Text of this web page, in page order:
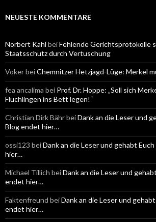
e
c
h
:
NEUESTE KOMMENTARE
Norbert Kahl beiFehlende Gerichtsprotokolle
Staatsschutz durch Vertuschung
VokerbeiChemnitzer Hetzjagd-Lüge: Merkel
fea ancalima bei Prof. Dr. Hoppe: „Soll sich
Flüchlingen ins Bett legen!“
Christian Dirk BährbeiDank an die Leser und
Blog endet hier…
ossi123 beiDank an die Leser und gehabt
hier…
Michael Tillich beiDank an die Leser und
endet hier…
Faktenfreund beiDank an die Leser und
endet hier…